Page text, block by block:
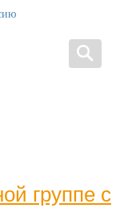
группе с